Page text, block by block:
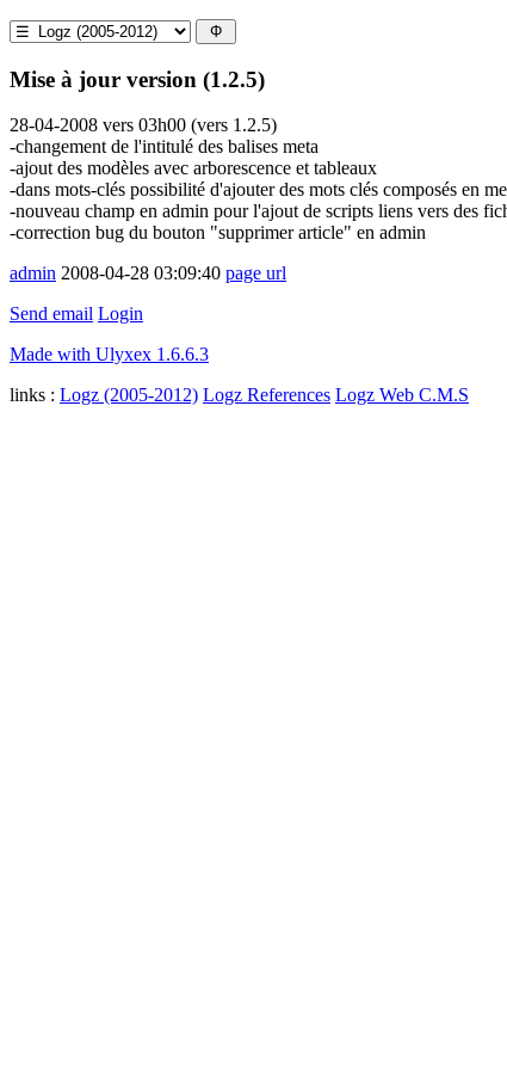
Mise à jour version (1.2.5)
28-04-2008 vers 03h00 (vers 1.2.5)
-changement de l'intitulé des balises meta
-ajout des modèles avec arborescence et tableaux
-dans mots-clés possibilité d'ajouter des mots clés composés en
-nouveau champ en admin pour l'ajout de scripts liens vers des
-correction bug du bouton "supprimer article" en admin
admin 2008-04-28 03:09:40 page url
Send email Login
Made with Ulyxex 1.6.6.3
links : Logz (2005-2012) Logz References Logz Web C.M.S